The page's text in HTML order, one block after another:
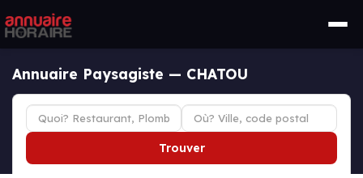
Annuaire Paysagiste — CHATOU
Trouver